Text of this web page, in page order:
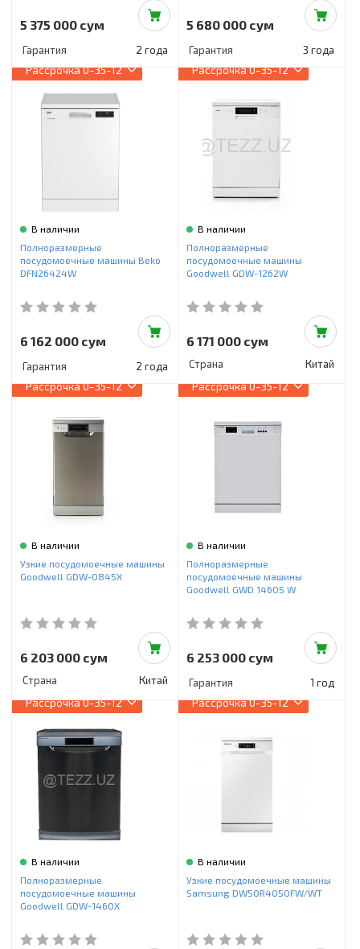
5 375 000 сум
Гарантия 2 года
5 680 000 сум
Гарантия 3 года
Рассрочка0-35-12
В наличии
Полноразмерные
посудомоечные машины Beko
DFN26424W
6 162 000 сум
Гарантия 2 года
Рассрочка0-35-12
В наличии
Полноразмерные
посудомоечные машины
Goodwell GDW-1262W
6 171 000 сум
Страна Китай
Рассрочка0-35-12
В наличии
Узкие посудомоечные машины
Goodwell GDW-0845X
6 203 000 сум
Страна Китай
Рассрочка0-35-12
В наличии
Полноразмерные
посудомоечные машины
Goodwell GWD 14605 W
6 253 000 сум
Гарантия 1 год
Рассрочка0-35-12
В наличии
Полноразмерные
посудомоечные машины
Goodwell GDW-1460X
Рассрочка0-35-12
В наличии
Узкие посудомоечные машины
Samsung DW50R4050FW/WT